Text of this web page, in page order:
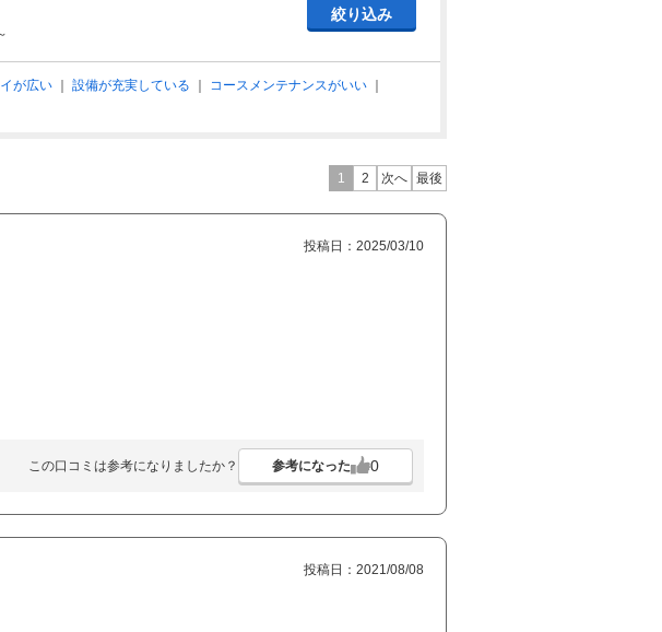
が広い 設備が充実している コースメンテナンスがいい
1 2 次へ 最後
投稿日：2025/03/10
この口コミは参考になりましたか？ 参考になった 0
投稿日：2021/08/08